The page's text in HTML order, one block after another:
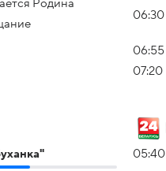
Родина
06:30
06:55
07:20
05:40